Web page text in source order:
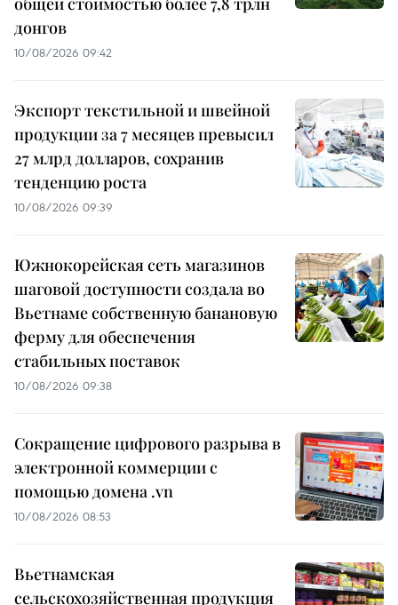
донгов
10/08/2026 09:42
Экспорт текстильной и швейной
продукции за 7 месяцев превысил
27 млрд долларов, сохранив
тенденцию роста
10/08/2026 09:39
Южнокорейская сеть магазинов
шаговой доступности создала во
Вьетнаме собственную банановую
ферму для обеспечения
стабильных поставок
10/08/2026 09:38
Сокращение цифрового разрыва в
электронной коммерции с
помощью домена .vn
10/08/2026 08:53
Вьетнамская
сельскохозяйственная продукция